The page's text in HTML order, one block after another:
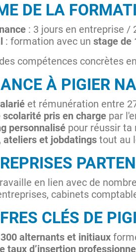
DE LA
: 3 jours en entreprise /
: formation avec un stage de
compétences concrètes
À PIGIER
et rémunération entre
scolarité pris en charge par
personnalisé pour réussir ta
ateliers et jobdatings tout au
en lien avec de
cabinets
CLÉS DE
300 alternants et initiaux
taux d’insertion